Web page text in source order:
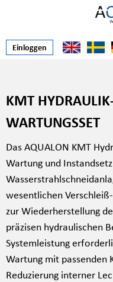
Einloggen
KMT
WARTUNGSSET
Das AQUALON KMT
Wartung und
wesentlichen
zur Wiederherstellung
präzisen hydraulischen
Systemleistung
Wartung mit passenden
Reduzierung interner